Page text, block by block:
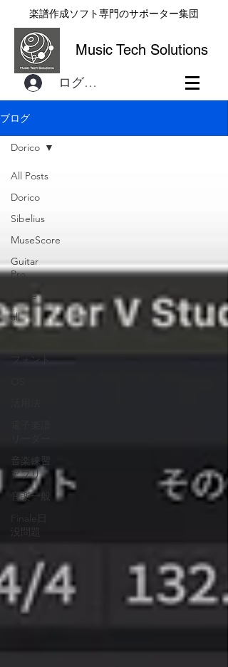
楽譜作成ソフト専門のサポーター集団
Music Tech Solutions
ログイン
ブログ
All Posts
Dorico
Sibelius
MuseScore
Guitar
Pro
Finale
all
フォント
音楽練習
アプリ
音楽一般
Finale日
没問題
Dorico